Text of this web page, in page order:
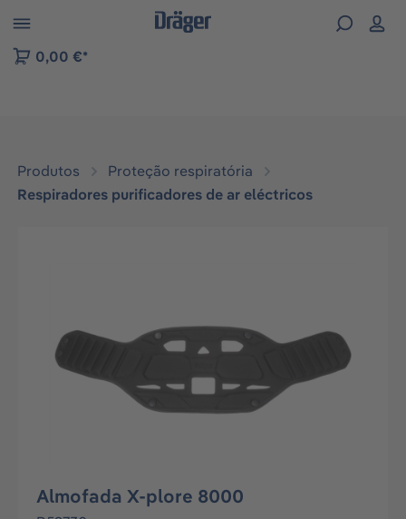
to B2B platform navigation
0,00 €*
Produtos
Proteção respiratória
Respiradores purificadores de ar eléctricos
Almofada X-plore 8000